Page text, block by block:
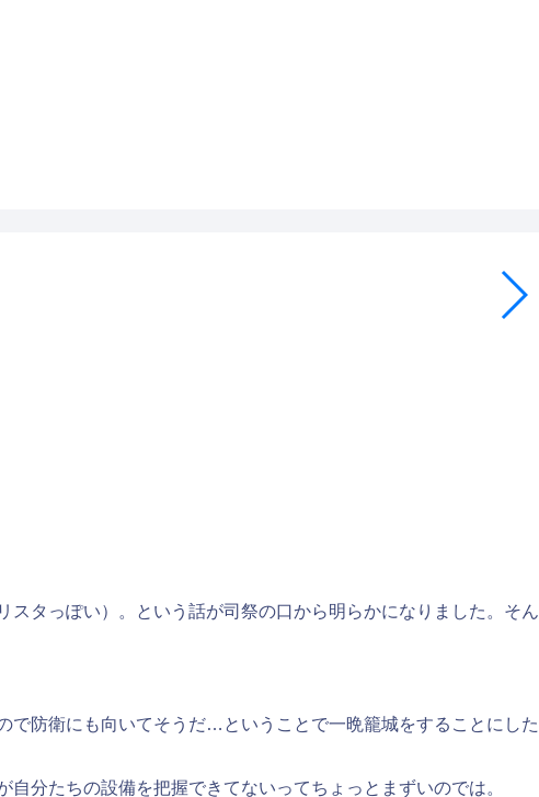
タっぽい）。という話が司祭の口から明らかになりました。そん
で防衛にも向いてそうだ…ということで一晩籠城をすることにした
分たちの設備を把握できてないってちょっとまずいのでは。